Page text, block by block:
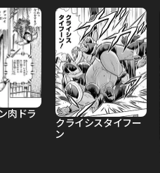
肉ドラ
クライシスタイフー
ン